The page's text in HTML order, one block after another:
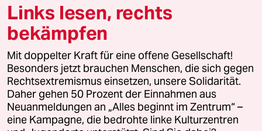
© 2026 taz Verlags und Vertriebs GmbH
Alle Rechte vorbehalten. Bei rechtlichen Fragen oder für Genehmigungen
wenden Sie sich bitte an
lizenzen@taz.de
Feedback Redaktionsstatut Kommune-Richtlinien
Leitlinie Informant Datenschutz Impressum AGB
Links lesen, rechts
bekämpfen
Mit doppelter Kraft für eine offene Gesellschaft!
Besonders jetzt brauchen Menschen, die sich gegen
Rechtsextremismus einsetzen, unsere Solidarität.
Daher gehen 50 Prozent der Einnahmen aus
Neuanmeldungen an „Alles beginnt im Zentrum“ –
eine Kampagne, die bedrohte linke Kulturzentren